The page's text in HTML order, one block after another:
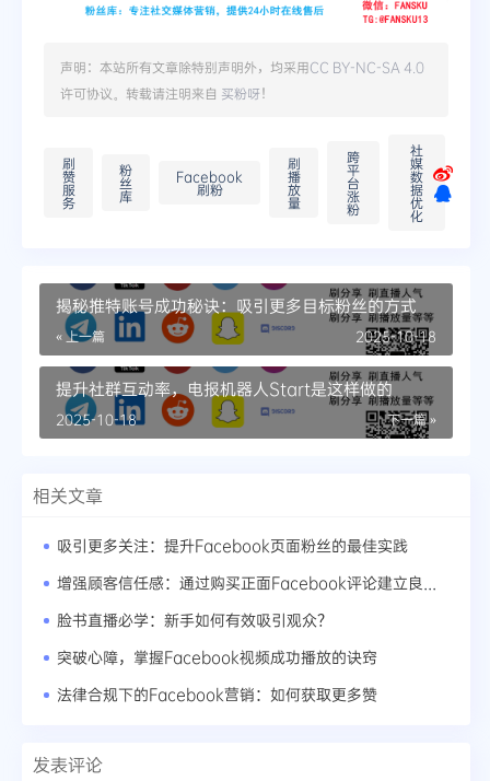
声明：本站所有文章除特别声明外，均采用CC BY-NC-SA 4.0
许可协议。转载请注明来自 买粉呀！
刷
赞
服
务
粉
丝
库
Facebook
刷粉
刷
播
放
量
跨
平
台
涨
粉
社
媒
数
据
优
化
揭秘推特账号成功秘诀：吸引更多目标粉丝的方式
« 上一篇 2025-10-18
提升社群互动率，电报机器人Start是这样做的
下一篇 »
2025-10-18
相关文章
吸引更多关注：提升Facebook页面粉丝的最佳实践
脸书直播必学：新手如何有效吸引观众？
突破心障，掌握Facebook视频成功播放的诀窍
法律合规下的Facebook营销：如何获取更多赞
发表评论